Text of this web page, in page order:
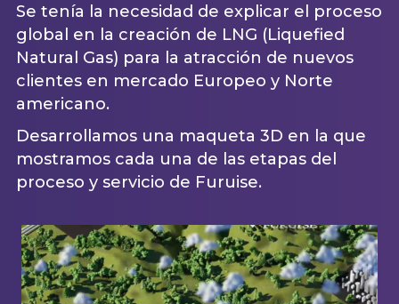
Se tenía la necesidad de explicar el proceso
global en la creación de LNG (Liquefied
Natural Gas) para la atracción de nuevos
clientes en mercado Europeo y Norte
americano.
Desarrollamos una maqueta 3D en la que
mostramos cada una de las etapas del
proceso y servicio de Furuise.